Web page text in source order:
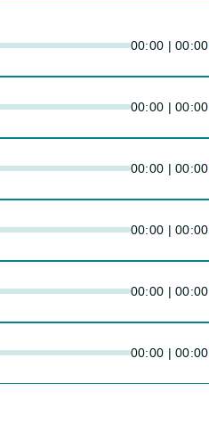
00:00 | 00:00
00:00 | 00:00
00:00 | 00:00
00:00 | 00:00
00:00 | 00:00
00:00 | 00:00